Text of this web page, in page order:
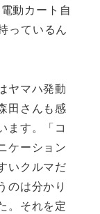
動カート自
っているん
ヤマハ発動
田さんも感
ます。「コ
ケーション
いクルマだ
のは分かり
。それを定